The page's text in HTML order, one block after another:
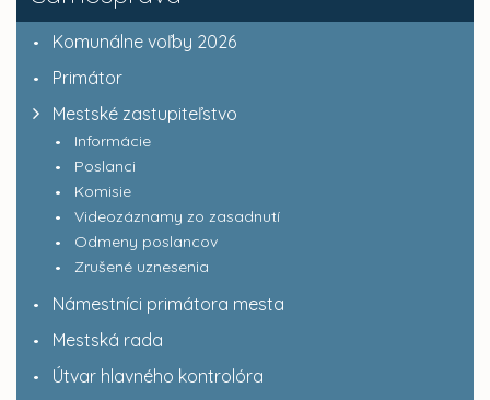
Komunálne voľby 2026
Primátor
Mestské zastupiteľstvo
Informácie
Poslanci
Komisie
Videozáznamy zo zasadnutí
Odmeny poslancov
Zrušené uznesenia
Námestníci primátora mesta
Mestská rada
Útvar hlavného kontrolóra